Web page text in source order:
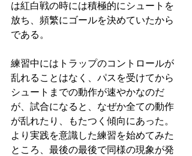
は紅白戦の時には積極的にシュートを
放ち、頻繁にゴールを決めていたから
である。
練習中にはトラップのコントロールが
乱れることはなく、パスを受けてから
シュートまでの動作が速やかなのだ
が、試合になると、なぜか全ての動作
が乱れたり、もたつく傾向にあった。
より実践を意識した練習を始めてみた
ところ、最後の最後で同様の現象が発